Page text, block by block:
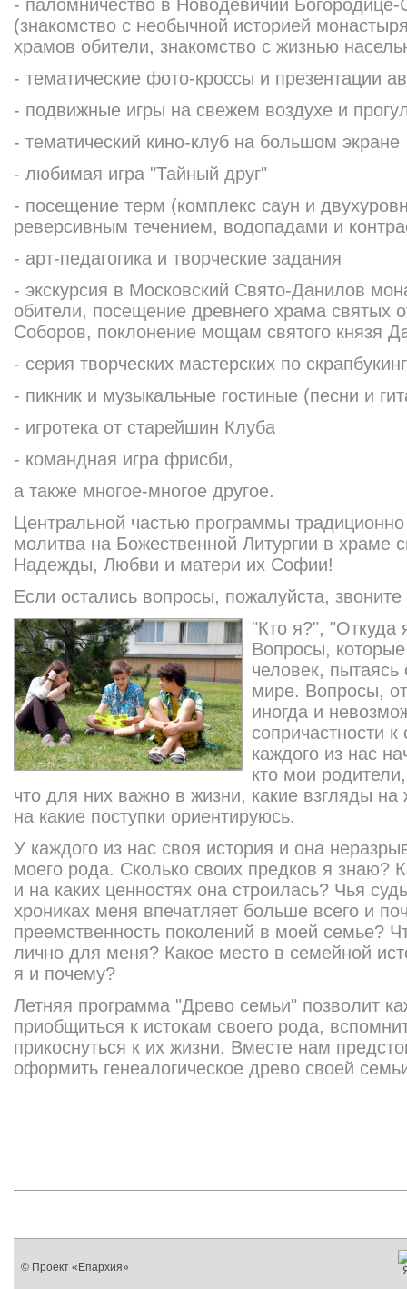
- паломничество в Новодевичий
(знакомство с необычной историей
храмов обители, знакомство с жизнью
- тематические фото-кроссы и презентации
- подвижные игры на свежем воздухе и
- тематический кино-клуб на большом экране
- любимая игра "Тайный друг"
- посещение терм (комплекс саун и
реверсивным течением, водопадами и
- арт-педагогика и творческие задания
- экскурсия в Московский Свято-Данилов
обители, посещение древнего храма святых
Соборов, поклонение мощам святого князя
- серия творческих мастерских по
- пикник и музыкальные гостиные (песни и
- игротека от старейшин Клуба
- командная игра фрисби,
а также многое-многое другое.
Центральной частью программы традиционно
молитва на Божественной Литургии в храме
Надежды, Любви и матери их Софии!
Если остались вопросы, пожалуйста,
"Кто я?", "Откуда
Вопросы,
человек,
мире. Вопросы,
иногда и
сопричастности
каждого из нас
кто мои
что для них важно в жизни, какие взгляды
на какие поступки ориентируюсь.
У каждого из нас своя история и она
моего рода. Сколько своих предков я знаю?
и на каких ценностях она строилась? Чья
хрониках меня впечатляет больше всего и
преемственность поколений в моей семье?
лично для меня? Какое место в семейной
я и почему?
Летняя программа "Древо семьи" позволит
приобщиться к истокам своего рода,
прикоснуться к их жизни. Вместе нам
оформить генеалогическое древо своей
© Проект «Епархия»